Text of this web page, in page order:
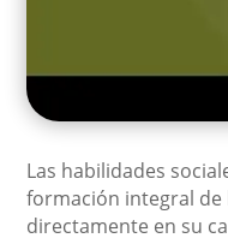
Las habilidades
formación integral de
directamente en su